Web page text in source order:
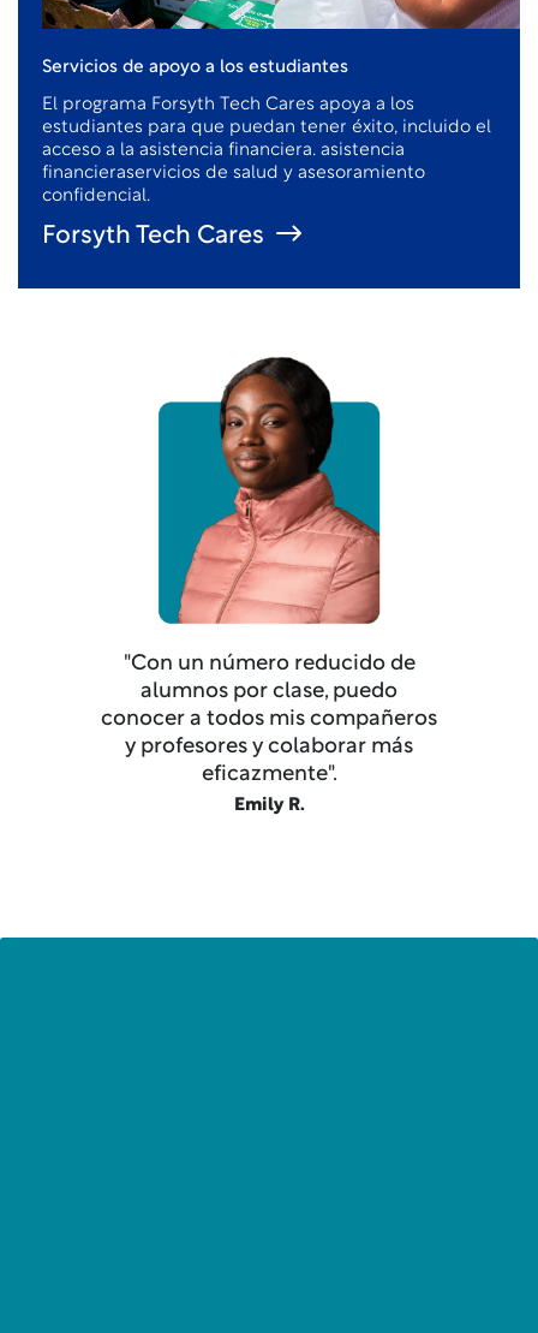
Servicios de apoyo a los estudiantes
El programa Forsyth Tech Cares apoya a los
estudiantes para que puedan tener éxito, incluido el
acceso a la asistencia financiera. asistencia
financieraservicios de salud y asesoramiento
confidencial.
Forsyth Tech Cares
"Con un número reducido de
alumnos por clase, puedo
conocer a todos mis compañeros
y profesores y colaborar más
eficazmente".
Emily R.